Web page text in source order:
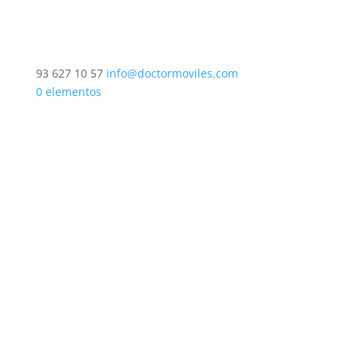
93 627 10 57 info@doctormoviles.com
0 elementos